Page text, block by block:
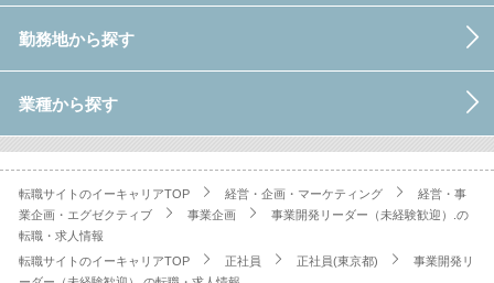
勤務地から探す
業種から探す
転職サイトのイーキャリアTOP 経営・企画・マーケティング
経営・事
業企画・エグゼクティブ
事業企画
事業開発リーダー（未経験歓迎）.の
転職・求人情報
転職サイトのイーキャリアTOP
正社員 正社員(東京都)
事業開発リ